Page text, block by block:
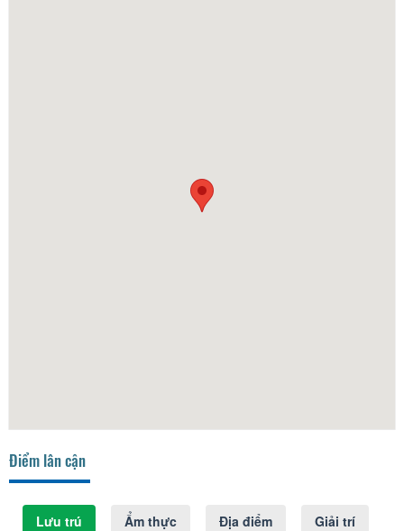
Điểm lân cận
Lưu trú Ẩm thực Địa điểm Giải trí